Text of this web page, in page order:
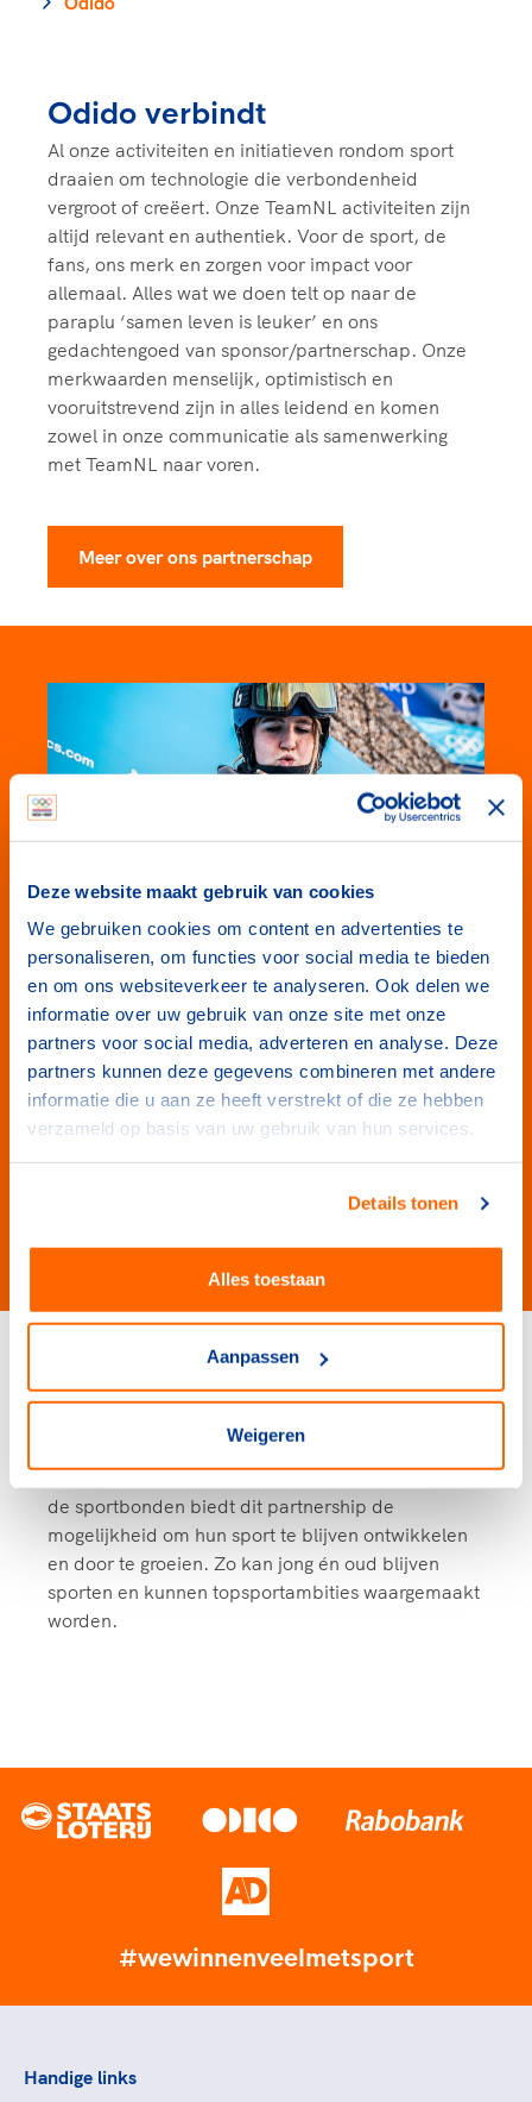
Deze website maakt gebruik van cookies
We gebruiken cookies om content en advertenties te
personaliseren, om functies voor social media te bieden
en om ons websiteverkeer te analyseren. Ook delen we
informatie over uw gebruik van onze site met onze
partners voor social media, adverteren en analyse. Deze
partners kunnen deze gegevens combineren met andere
informatie die u aan ze heeft verstrekt of die ze hebben
verzameld op basis van uw gebruik van hun services.
Details tonen
Alles toestaan
Aanpassen
Weigeren
Groot en het Nederlands Elftal. Of met trots te
genieten van de karatewedstrijd van je dochter,
de halve marathon van je moeder of de
hockeywedstrijd van je buurjongen.
Lees verder
Samen voor een veilige
sportomgeving
Voor welk gedrag staat de club? Wat mag wel
langs de lijn, in de kleedkamer, kantine en online?
En wat mag vooral niet? Een gedragscode geeft
hier richting aan en is dus een belangrijk
onderdeel van het clubbeleid rondom gewenst en
ongewenst gedrag.
Lees verder
De TeamNL Academie
ontwikkelprogramma voor de volgende functies
binnen TeamNL programma's: experts, coaches,
bestuurders, (technisch) directeuren, managers en
toekomstig kader.
Lees verder
Odido verbindt
Al onze activiteiten en initiatieven rondom sport
draaien om technologie die verbondenheid
vergroot of creëert. Onze TeamNL activiteiten zijn
altijd relevant en authentiek. Voor de sport, de
fans, ons merk en zorgen voor impact voor
allemaal. Alles wat we doen telt op naar de
paraplu ‘samen leven is leuker’ en ons
gedachtengoed van sponsor/partnerschap. Onze
merkwaarden menselijk, optimistisch en
vooruitstrevend zijn in alles leidend en komen
zowel in onze communicatie als samenwerking
met TeamNL naar voren.
Meer over ons partnerschap
Nederland het sportiefste
land
Het partnerschap is op meer gericht dan alleen
topsport. Odido, NOC*NSF en TeamNL werken
ook samen in maatschappelijke projecten om de
sportdeelname en het sportief bewegen in
Nederland te stimuleren. Zo wil de telecompartij
bijdragen aan het doel van NOC*NSF om van
Nederland het sportiefste land ter wereld te
De topsport en de
breedtesport ontwikkelen
Vanaf september 2023 omarmt Odido alle 28
sportbonden die onderdeel zijn van TeamNL. Voor
de sportbonden biedt dit partnership de
mogelijkheid om hun sport te blijven ontwikkelen
en door te groeien. Zo kan jong én oud blijven
sporten en kunnen topsportambities waargemaakt
worden.
#wewinnenveelmetsport
Handige links